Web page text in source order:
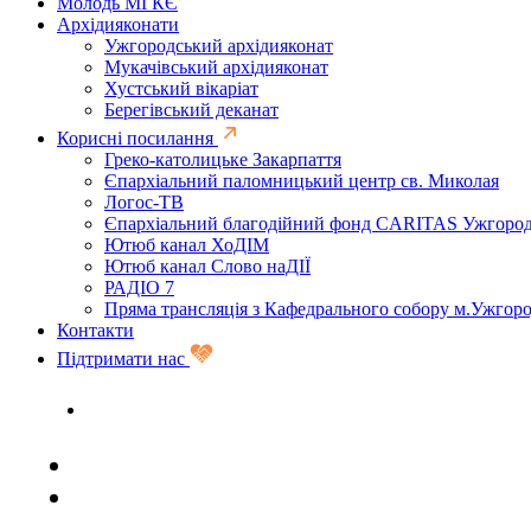
Архідияконати
Ужгородський архідияконат
Мукачівський архідияконат
Хустський вікаріат
Берегівський деканат
Корисні посилання
Греко-католицьке Закарпаття
Єпархіальний паломницький центр св. Миколая
Логос-ТВ
Єпархіальний благодійний фонд CARITAS
Ютюб канал ХоДІМ
Ютюб канал Слово наДІЇ
РАДІО 7
Пряма трансляція з Кафедрального собору
Контакти
Підтримати нас